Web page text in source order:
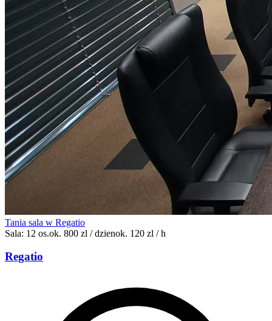
Tania sala w Regatio
Sala: 12 os.ok. 800 zl / dzienok. 120 zl / h
Regatio